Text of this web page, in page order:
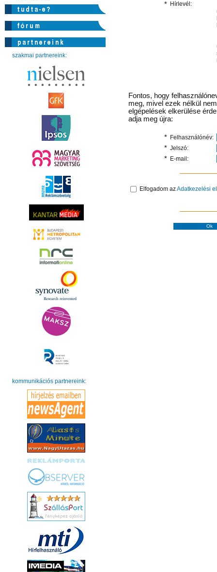
szakmai partnereink:
kommunikációs partnereink:
* Hírlevél:
Fontos, hogy
meg, mivel ezek nélkül
elgépelések elkerülése
adja meg újra:
* Felhasználónév:
* Jelszó:
* E-mail:
Elfogadom azAdatkezelési